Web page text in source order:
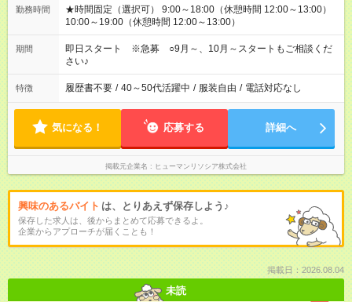
勤務時間
★時間固定（選択可） 9:00～18:00（休憩時間 12:00～13:00）
10:00～19:00（休憩時間 12:00～13:00）
期間
即日スタート ※急募 ○9月～、10月～スタートもご相談くだ
さい♪
特徴 履歴書不要 / 40～50代活躍中 / 服装自由 / 電話対応なし
気になる！ 応募する 詳細へ
掲載元企業名 ヒューマンリソシア株式会社
興味のあるバイト は、とりあえず保存しよう♪
保存した求人は、後からまとめて応募できるよ。
企業からアプローチが届くことも！
掲載日：2026.08.04
未読